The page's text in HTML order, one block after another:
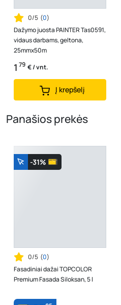
0/5 (0)
Dažymo juosta PAINTER Tas0591,
vidaus darbams, geltona,
25mmx50m
1 79 € / vnt.
Į krepšelį
Panašios prekės
-31%
0/5 (0)
Fasadiniai dažai TOPCOLOR
Premium Fasada Siloksan, 5 l